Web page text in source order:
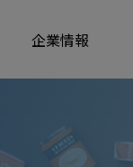
企業情報